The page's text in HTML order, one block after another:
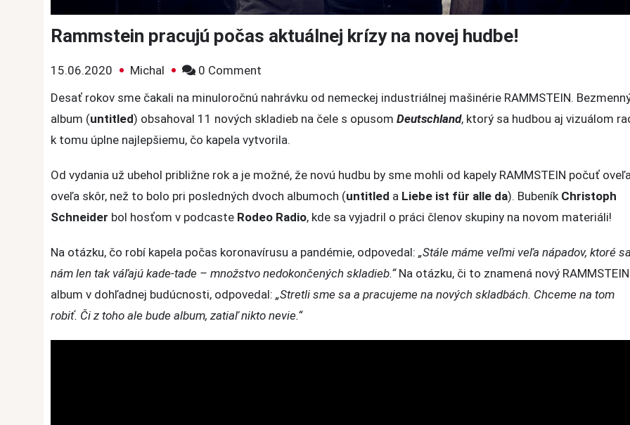
Rammstein pracujú počas aktuálnej krízy na novej hudbe!
15.06.2020 Michal 0 Comment
počas
aktuálnej
na
novej
hudbe!
Desať rokov sme čakali na minuloročnú nahrávku od nemeckej industriálnej mašinérie RAMMSTEIN.
album (untitled) obsahoval 11 nových skladieb na čele s opusom Deutschland, ktorý sa hudbou aj vizuálom
k tomu úplne najlepšiemu, čo kapela vytvorila.
Od vydania už ubehol približne rok a je možné, že novú hudbu by sme mohli od kapely RAMMSTEIN počuť
oveľa skôr, než to bolo pri posledných dvoch albumoch (untitled a Liebe ist für alle da). Bubeník Christoph
Schneider bol hosťom v podcaste Rodeo Radio, kde sa vyjadril o práci členov skupiny na novom materiáli!
Na otázku, čo robí kapela počas koronavírusu a pandémie, odpovedal: „Stále máme veľmi veľa nápadov, ktoré
nám len tak váľajú kade-tade – množstvo nedokončených skladieb.“Na otázku, či to znamená nový RAMMSTEIN
album v dohľadnej budúcnosti, odpovedal: „Stretli sme sa a pracujeme na nových skladbách. Chceme na tom
robiť. Či z toho ale bude album, zatiaľ nikto nevie.“